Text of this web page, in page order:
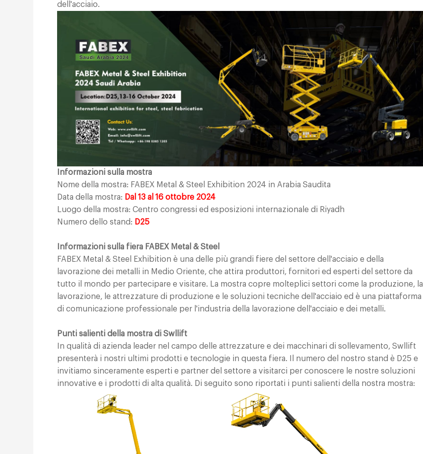
dell'acciaio.
Informazioni sulla mostra
Nome della mostra: FABEX Metal & Steel Exhibition 2024 in Arabia Saudita
Data della mostra: Dal 13 al 16 ottobre 2024
Luogo della mostra: Centro congressi ed esposizioni internazionale di Riyadh
Numero dello stand: D25
Informazioni sulla fiera FABEX Metal & Steel
FABEX Metal & Steel Exhibition è una delle più grandi fiere del settore dell'acciaio e della
lavorazione dei metalli in Medio Oriente, che attira produttori, fornitori ed esperti del settore da
tutto il mondo per partecipare e visitare. La mostra copre molteplici settori come la produzione, la
lavorazione, le attrezzature di produzione e le soluzioni tecniche dell'acciaio ed è una piattaforma
di comunicazione professionale per l'industria della lavorazione dell'acciaio e dei metalli.
Punti salienti della mostra di Swllift
In qualità di azienda leader nel campo delle attrezzature e dei macchinari di sollevamento, Swllift
presenterà i nostri ultimi prodotti e tecnologie in questa fiera. Il numero del nostro stand è D25 e
invitiamo sinceramente esperti e partner del settore a visitarci per conoscere le nostre soluzioni
innovative e i prodotti di alta qualità. Di seguito sono riportati i punti salienti della nostra mostra: